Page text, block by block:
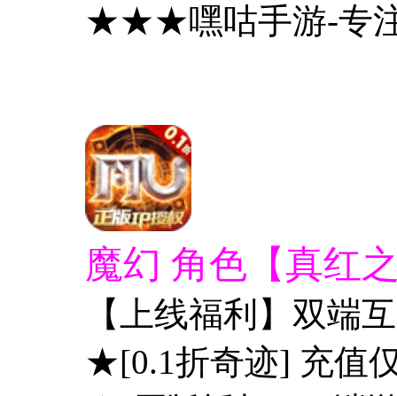
★★★嘿咕手游-专注
魔幻 角色【真红
【上线福利】双端
★[0.1折奇迹] 充值